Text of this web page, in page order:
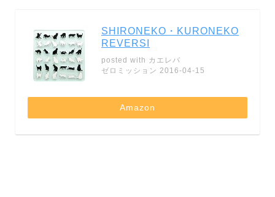
SHIRONEKO・KURONEKO
REVERSI
posted with カエレバ
ゼロミッション 2016-04-15
Amazon